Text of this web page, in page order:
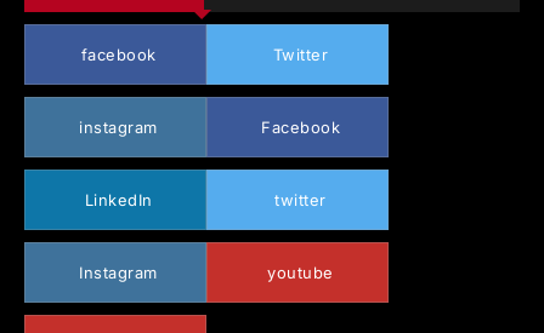
facebook Twitter
instagram Facebook
LinkedIn twitter
Instagram youtube